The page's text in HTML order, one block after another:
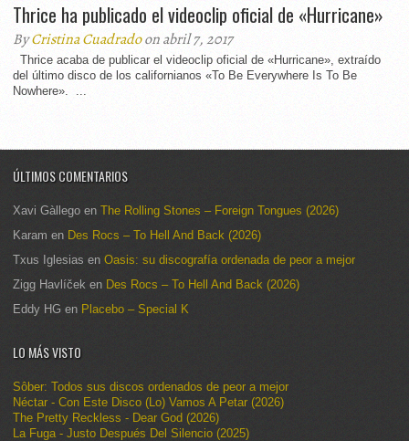
Thrice ha publicado el videoclip oficial de «Hurricane»
ByCristina Cuadradoon abril 7, 2017
Thrice acaba de publicar el videoclip oficial de «Hurricane», extraído
del último disco de los californianos «To Be Everywhere Is To Be
Nowhere». ...
ÚLTIMOS COMENTARIOS
Xavi Gàllego en The Rolling Stones – Foreign Tongues (2026)
Karam en Des Rocs – To Hell And Back (2026)
Txus Iglesias en Oasis: su discografía ordenada de peor a mejor
Zigg Havlíček en Des Rocs – To Hell And Back (2026)
Eddy HG en Placebo – Special K
LO MÁS VISTO
Sôber: Todos sus discos ordenados de peor a mejor
Néctar - Con Este Disco (Lo) Vamos A Petar (2026)
The Pretty Reckless - Dear God (2026)
La Fuga - Justo Después Del Silencio (2025)